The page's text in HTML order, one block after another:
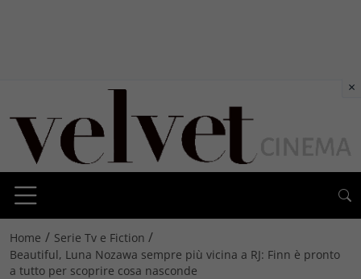
Home / Serie Tv e Fiction /
Beautiful, Luna Nozawa sempre più vicina a RJ: Finn è pronto
a tutto per scoprire cosa nasconde
×